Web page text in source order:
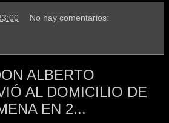
No hay comentarios:
ALBERTO
AL DOMICILIO DE
EN 2...